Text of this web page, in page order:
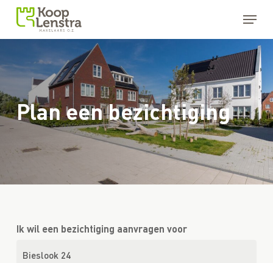
Skip
Menu
Plan een bezichtiging
Ik wil een bezichtiging aanvragen voor
Close
Menu